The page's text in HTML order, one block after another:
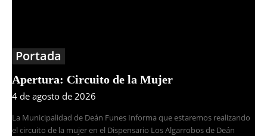
Portada
Apertura: Circuito de la Mujer
4 de agosto de 2026
La Municipalidad de Deán Funes Informa que estaremos realizando
el circuito de la mujer en el Dispensario Los Algarrobos de Deán